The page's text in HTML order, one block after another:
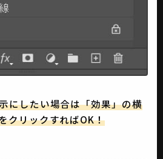
にしたい場合は「効果」の横
クリックすればOK！